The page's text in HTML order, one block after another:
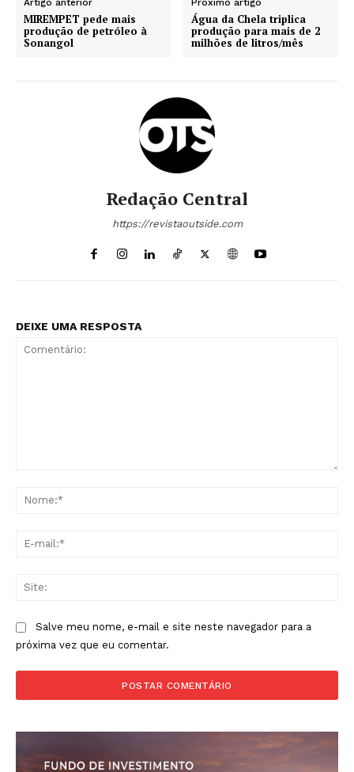
Artigo anterior
MIREMPET pede mais
produção de petróleo à
Sonangol
Próximo artigo
Água da Chela triplica
produção para mais de 2
milhões de litros/mês
Redação Central
https://revistaoutside.com
DEIXE UMA RESPOSTA
Salve meu nome, e-mail e site neste navegador para a
próxima vez que eu comentar.